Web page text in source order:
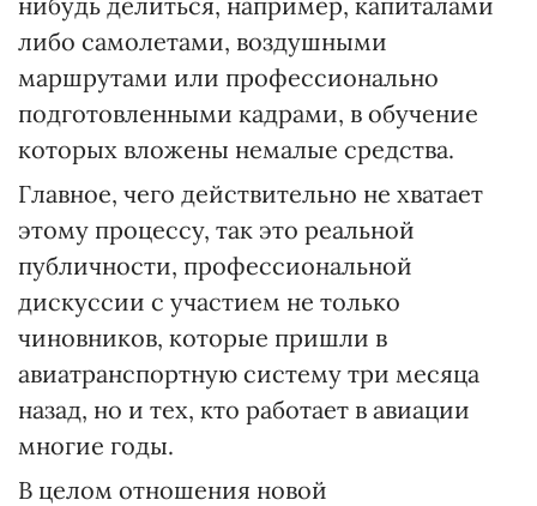
либо самолетами, воздушными
маршрутами или профессионально
подготовленными кадрами, в обучение
которых вложены немалые средства.
Главное, чего действительно не хватает
этому процессу, так это реальной
публичности, профессиональной
дискуссии с участием не только
чиновников, которые пришли в
авиатранспортную систему три месяца
назад, но и тех, кто работает в авиации
многие годы.
В целом отношения новой